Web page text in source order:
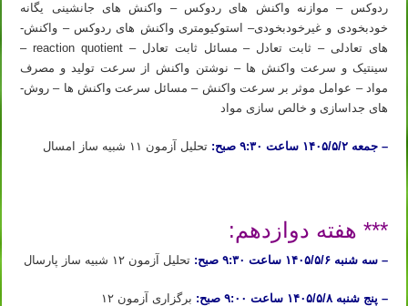
ردوکس – موازنه واکنش­ های ردوکس – واکنش­ های جانشینی یگانه
خودبخودی و غیرخودبخودی­– استوکیومتری واکنش­ های ردوکس – واکنش­
های تعادلی – ثابت تعادل – مسائل ثابت تعادل – reaction quotient –
سینتیک و سرعت واکنش­ ها – نوشتن واکنش از سرعت تولید و مصرف
مواد – عوامل موثر بر سرعت واکنش – مسائل سرعت واکنش ­ها – روش­
های جداسازی و خالص­ سازی مواد
– جمعه ۱۴۰۵/۵/۲ ساعت ۹:۳۰ صبح: تحلیل آزمون ۱۱ شبیه ساز امسال
*** هفته دوازدهم:
– سه شنبه ۱۴۰۵/۵/۶ ساعت ۹:۳۰ صبح: تحلیل آزمون ۱۲ شبیه ساز پارسال
– پنج شنبه ۱۴۰۵/۵/۸ ساعت ۹:۰۰ صبح: برگزاری آزمون ۱۲